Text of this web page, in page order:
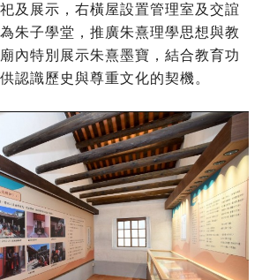
及展示，右橫屋設置管理室及交誼
朱子學堂，推廣朱熹理學思想與教
內特別展示朱熹墨寶，結合教育功
認識歷史與尊重文化的契機。